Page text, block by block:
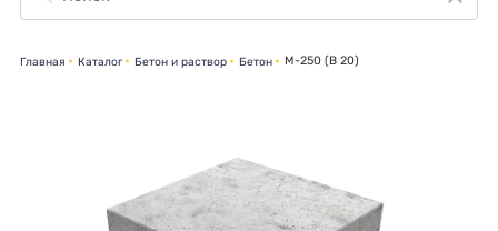
Главная Каталог Бетон и раствор Бетон М-250 (В 20)